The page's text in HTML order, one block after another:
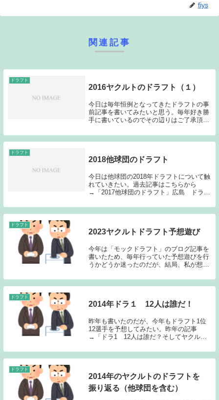
fiys
関連記事
ドラフト
2016ヤクルトのドラフト（１）
今日は毎年恒例となってきたドラフトの事
前記事を書いてみたいと思う。毎年好き勝
手に書いているのでその辺りはご了承頂き
ドラフトの記事を書くのは結構楽しいもの
である。毎年個人的に考えるドラフトのポ
ドラフト
2018他球団のドラフト
今日は他球団の2018年ドラフトについて触
れていきたい。過去記事はこちらから
→「2017他球団のドラフト」広島 ドラフ
打 内野手・リーグ3連覇の勢いそのまま
に抽選で小園を獲得してみせた。高卒とは
ドラフト
2023ヤクルトドラフト予想遊び
今年は「モックドラフト」のブログ記事を
書いたため、毎年行っていた予想遊びを行
うかどうか迷ったのだが、結局、私が想定
形のドラフトが展開されることが確実とな
ったため、より現実路線で予想遊びを行い
ドラフト
2014年ドラ１ 12人は誰だ！
昨年も書いたのだが、今年もドラフト1位
12選手を予想してみたい。昨年の記事
→「ドラ1 12人は誰だ？そしてヤクルト
ってみたいと思う。ヤクルト 1位 岡
本 和真（智弁学園）内野手 外れ1位
ドラフト
2014年のヤクルトのドラフトを
振り返る（他球団を含む）